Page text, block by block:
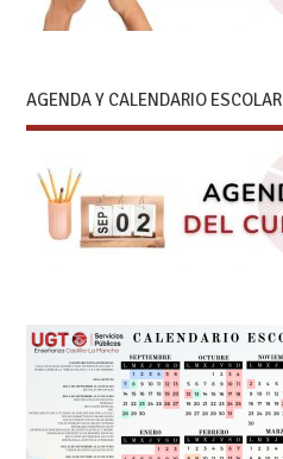
AGENDA Y CALENDARIO ESCOLAR